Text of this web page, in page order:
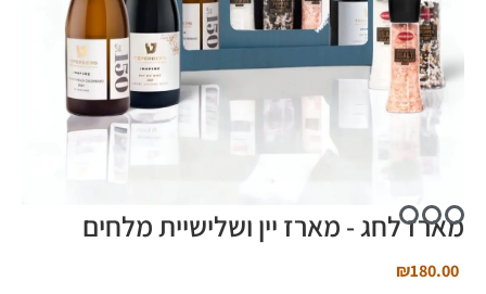
מארז לחג - מארז יין ושלישיית מלחים
₪180.00